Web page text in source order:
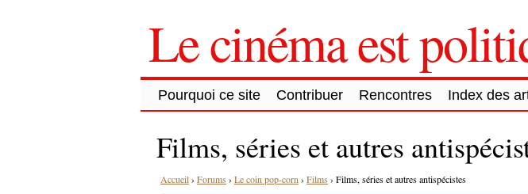
Le cinéma est
Pourquoi ce site Contribuer Rencontres Index des
Films, séries et autres
Accueil› Forums › Le coin pop-corn › Films › Films, séries et autres antispécistes